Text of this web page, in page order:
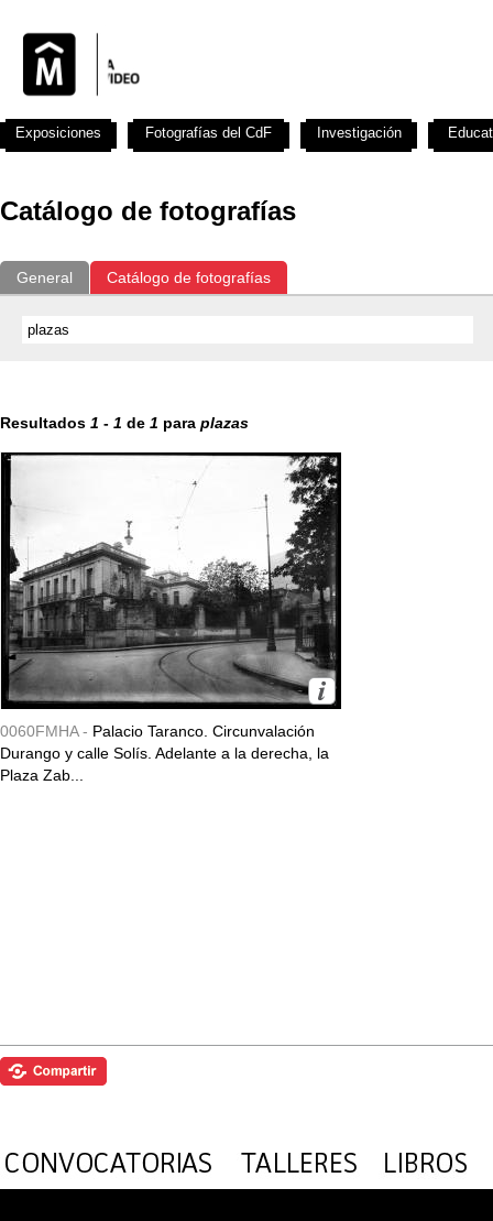
Catálogo de fotografías
General Catálogo de fotografías
Resultados 1 - 1 de 1 para plazas
0060FMHA - Palacio Taranco. Circunvalación
Durango y calle Solís. Adelante a la derecha, la
Plaza Zab...
Exposiciones Fotografías del CdF Investigación